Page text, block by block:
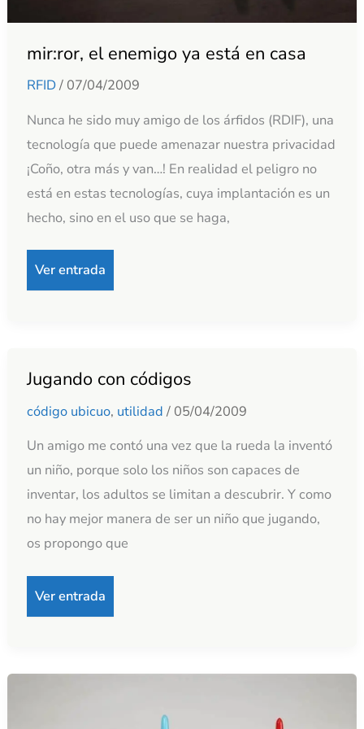
mir:ror, el enemigo ya está en casa
RFID/ 07/04/2009
Nunca he sido muy amigo de los árfidos (RDIF), una
tecnología que puede amenazar nuestra privacidad
¡Coño, otra más y van…! En realidad el peligro no
está en estas tecnologías, cuya implantación es un
hecho, sino en el uso que se haga,
Ver entrada
Jugando con códigos
código ubicuo, utilidad / 05/04/2009
Un amigo me contó una vez que la rueda la inventó
un niño, porque solo los niños son capaces de
inventar, los adultos se limitan a descubrir. Y como
no hay mejor manera de ser un niño que jugando,
os propongo que
Jugando
con
Ver entrada